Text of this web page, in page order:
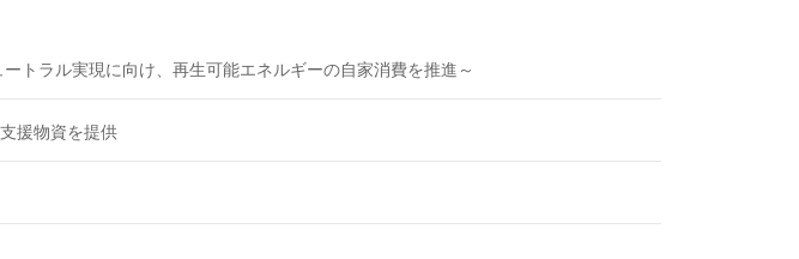
トラル実現に向け、再生可能エネルギーの自家消費を推進～
援物資を提供